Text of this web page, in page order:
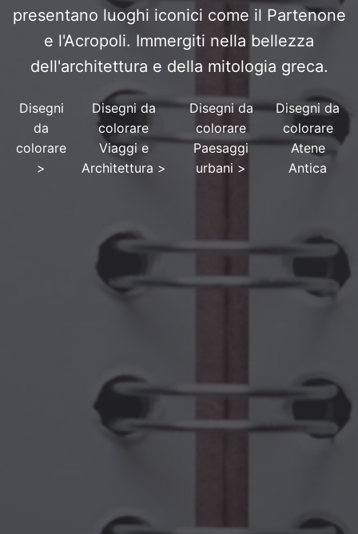
presentano luoghi iconici come il Partenone
e l'Acropoli. Immergiti nella bellezza
dell'architettura e della mitologia greca.
Disegni
da
colorare
>
Disegni da
colorare
Viaggi e
Architettura >
Disegni da
colorare
Paesaggi
urbani >
Disegni da
colorare
Atene
Antica